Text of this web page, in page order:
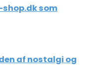
som
af nostalgi og